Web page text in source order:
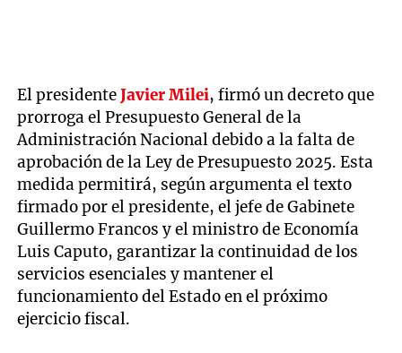
El presidenteJavier Milei, firmó un decreto que
prorroga el Presupuesto General de la
Administración Nacional debido a la falta de
aprobación de la Ley de Presupuesto 2025. Esta
medida permitirá, según argumenta el texto
firmado por el presidente, el jefe de Gabinete
Guillermo Francos y el ministro de Economía
Luis Caputo, garantizar la continuidad de los
servicios esenciales y mantener el
funcionamiento del Estado en el próximo
ejercicio fiscal.